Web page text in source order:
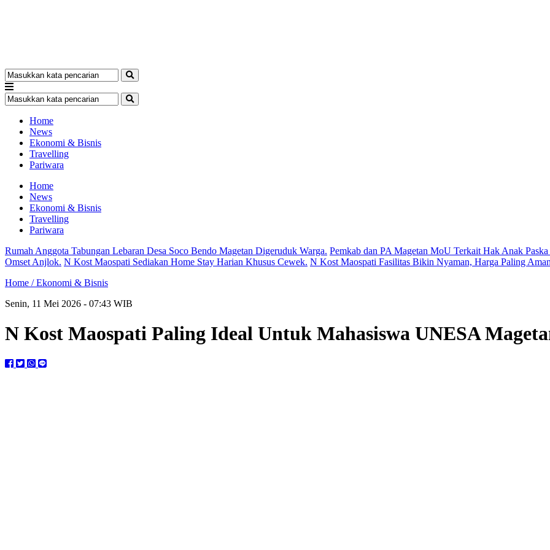
Home
News
Ekonomi & Bisnis
Travelling
Pariwara
Home
News
Ekonomi & Bisnis
Travelling
Pariwara
Rumah Anggota Tabungan Lebaran Desa Soco Bendo Magetan Digeruduk Warga. Pemkab dan PA Magetan MoU Terkait Hak Anak Paska
Omset Anjlok. N Kost Maospati Sediakan Home Stay Harian Khusus Cewek. N Kost Maospati Fasilitas Bikin Nyaman, Harga Paling
Home /Ekonomi & Bisnis
Senin, 11 Mei 2026 - 07:43 WIB
N Kost Maospati Paling Ideal Untuk Mahasiswa UNESA